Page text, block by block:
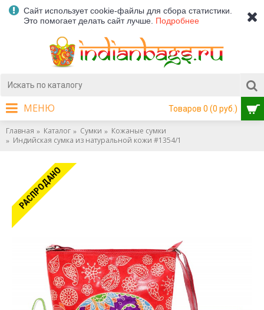
Сайт использует cookie-файлы для сбора статистики.
Это помогает делать сайт лучше. Подробнее
Товаров 0 (0 руб.)
МЕНЮ
Главная Каталог Сумки
Кожаные сумки
Индийская сумка из натуральной кожи #1354/1
РАСПРОДАНО